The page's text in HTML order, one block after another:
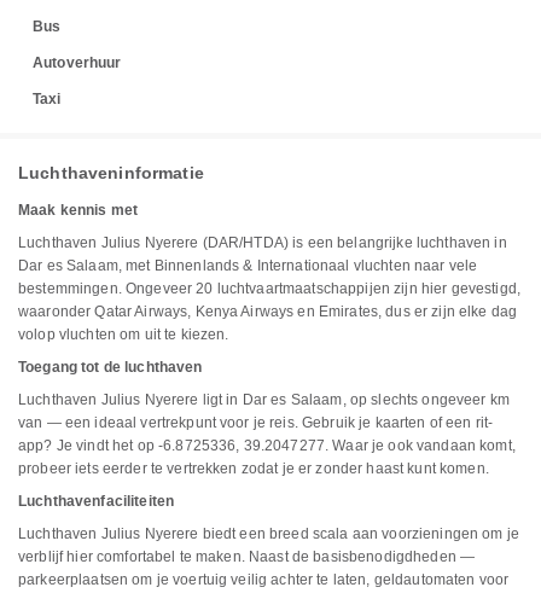
Bus
Autoverhuur
Taxi
Luchthaveninformatie
Maak kennis met
Luchthaven Julius Nyerere (DAR/HTDA) is een belangrijke luchthaven in
Dar es Salaam, met Binnenlands & Internationaal vluchten naar vele
bestemmingen. Ongeveer 20 luchtvaartmaatschappijen zijn hier gevestigd,
waaronder Qatar Airways, Kenya Airways en Emirates, dus er zijn elke dag
volop vluchten om uit te kiezen.
Toegang tot de luchthaven
Luchthaven Julius Nyerere ligt in Dar es Salaam, op slechts ongeveer km
van — een ideaal vertrekpunt voor je reis. Gebruik je kaarten of een rit-
app? Je vindt het op -6.8725336, 39.2047277. Waar je ook vandaan komt,
probeer iets eerder te vertrekken zodat je er zonder haast kunt komen.
Luchthavenfaciliteiten
Luchthaven Julius Nyerere biedt een breed scala aan voorzieningen om je
verblijf hier comfortabel te maken. Naast de basisbenodigdheden —
parkeerplaatsen om je voertuig veilig achter te laten, geldautomaten voor